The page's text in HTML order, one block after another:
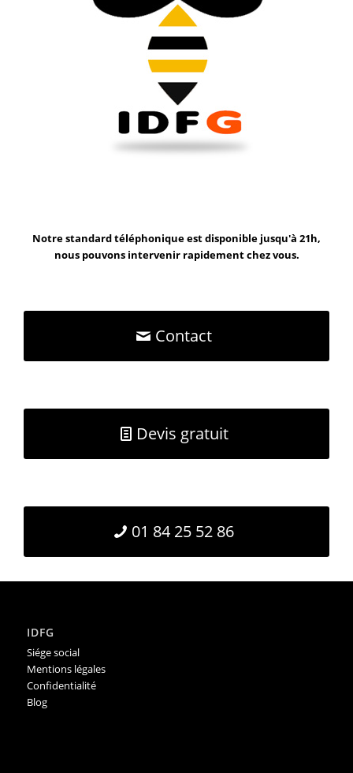
Notre standard téléphonique est disponible jusqu'à 21h,
nous pouvons intervenir rapidement chez vous.
Contact
Devis gratuit
01 84 25 52 86
IDFG
Siége social
Mentions légales
Confidentialité
Blog